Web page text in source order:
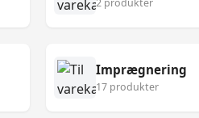
2 produkter
Imprægnering
17 produkter